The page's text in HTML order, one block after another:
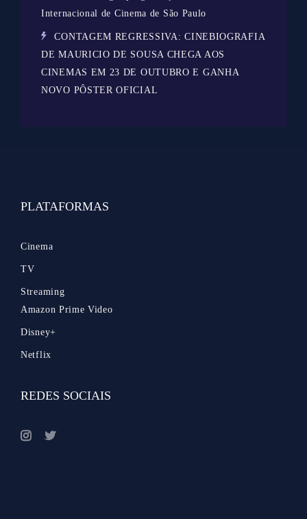
Internacional de Cinema de São Paulo
CONTAGEM REGRESSIVA: CINEBIOGRAFIA
DE MAURICIO DE SOUSA CHEGA AOS
CINEMAS EM 23 DE OUTUBRO E GANHA
NOVO PÔSTER OFICIAL
PLATAFORMAS
Cinema
TV
Streaming
Amazon Prime Video
Disney+
Netflix
REDES SOCIAIS